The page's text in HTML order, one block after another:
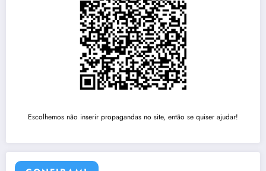
Escolhemos não inserir propagandas no site, então se quiser ajudar!